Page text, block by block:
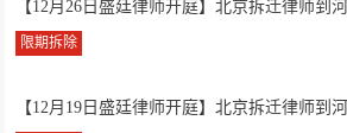
【12月26日盛廷律师开庭】北京拆迁律师到
案由：撤销...
限期拆除
【12月19日盛廷律师开庭】北京拆迁律师到